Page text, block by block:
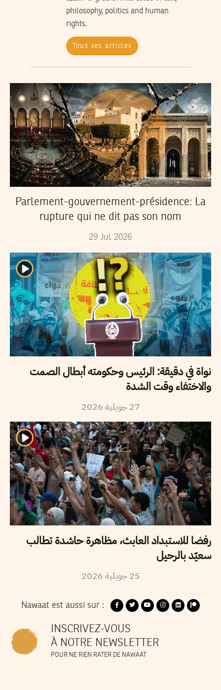
philosophy, politics and human
rights.
Tous ses articles
Parlement-gouvernement-présidence: La
rupture qui ne dit pas son nom
29 Jul 2026
نواة في دقيقة: الرئيس وحكومته أبطال الصمت
والاختفاء وقت الشدة
27 جويلية2026
رفضا للاستبداد العابث، مظاهرة حاشدة تطالب
سعيّد بالرحيل
25 جويلية2026
Nawaat est aussi sur :
INSCRIVEZ-VOUS
À NOTRE NEWSLETTER
POUR NE RIEN RATER DE NAWAAT